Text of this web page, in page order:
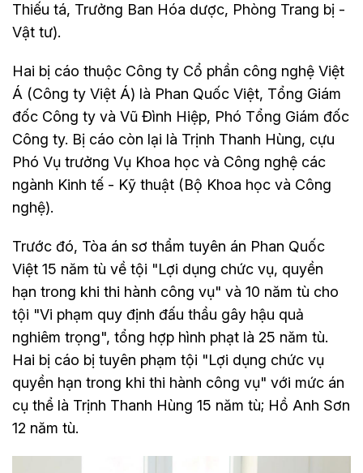
Thiếu tá, Trưởng Ban Hóa dược, Phòng Trang bị -
Vật tư).
Hai bị cáo thuộc Công ty Cổ phần công nghệ Việt
Á (Công ty Việt Á) là Phan Quốc Việt, Tổng Giám
đốc Công ty và Vũ Đình Hiệp, Phó Tổng Giám đốc
Công ty. Bị cáo còn lại là Trịnh Thanh Hùng, cựu
Phó Vụ trưởng Vụ Khoa học và Công nghệ các
ngành Kinh tế - Kỹ thuật (Bộ Khoa học và Công
nghệ).
Trước đó, Tòa án sơ thẩm tuyên án Phan Quốc
Việt 15 năm tù về tội "Lợi dụng chức vụ, quyền
hạn trong khi thi hành công vụ" và 10 năm tù cho
tội "Vi phạm quy định đấu thầu gây hậu quả
nghiêm trọng", tổng hợp hình phạt là 25 năm tù.
Hai bị cáo bị tuyên phạm tội "Lợi dụng chức vụ
quyền hạn trong khi thi hành công vụ" với mức án
cụ thể là Trịnh Thanh Hùng 15 năm tù; Hồ Anh Sơn
12 năm tù.